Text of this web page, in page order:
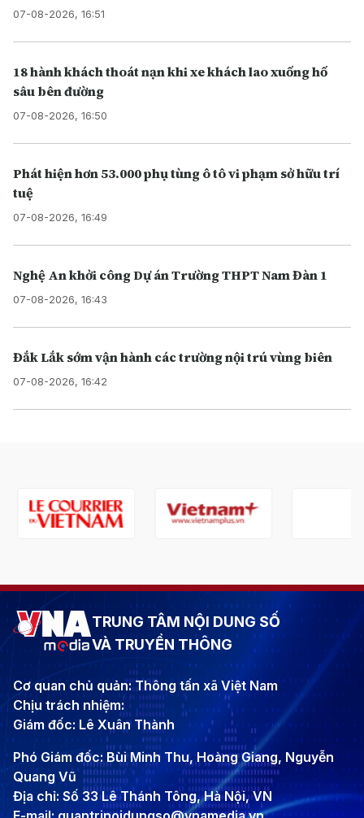
07-08-2026, 16:51
18 hành khách thoát nạn khi xe khách lao xuống hố
sâu bên đường
07-08-2026, 16:50
Phát hiện hơn 53.000 phụ tùng ô tô vi phạm sở hữu trí
tuệ
07-08-2026, 16:49
Nghệ An khởi công Dự án Trường THPT Nam Đàn 1
07-08-2026, 16:43
Đắk Lắk sớm vận hành các trường nội trú vùng biên
07-08-2026, 16:42
TRUNG TÂM NỘI DUNG SỐ
VÀ TRUYỀN THÔNG
Cơ quan chủ quản: Thông tấn xã Việt Nam
Chịu trách nhiệm:
Giám đốc: Lê Xuân Thành
Phó Giám đốc: Bùi Minh Thu, Hoàng Giang, Nguyễn
Quang Vũ
Địa chỉ: Số 33 Lê Thánh Tông, Hà Nội, VN